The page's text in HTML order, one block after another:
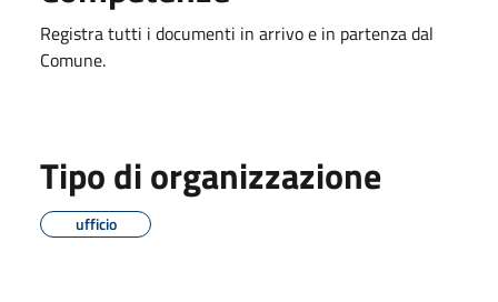
Registra tutti i documenti in arrivo e in partenza dal
Comune.
Tipo di organizzazione
ufficio